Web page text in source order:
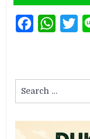
Facebook
for: